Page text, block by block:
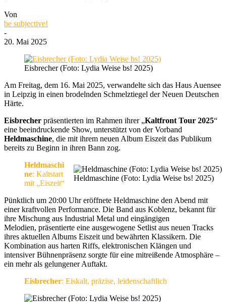
Von
be subjective!
-
20. Mai 2025
Eisbrecher (Foto: Lydia Weise bs! 2025)
Am Freitag, dem 16. Mai 2025, verwandelte sich das Haus Auensee
in Leipzig in einen brodelnden Schmelztiegel der Neuen Deutschen
Härte.
Eisbrecher präsentierten im Rahmen ihrer „Kaltfront Tour 2025“
eine beeindruckende Show, unterstützt von der Vorband
Heldmaschine, die mit ihrem neuen Album Eiszeit das Publikum
bereits zu Beginn in ihren Bann zog.
Heldmaschine (Foto: Lydia Weise bs! 2025)
Heldmaschi
ne: Kaltstart
mit „Eiszeit“
Pünktlich um 20:00 Uhr eröffnete Heldmaschine den Abend mit
einer kraftvollen Performance. Die Band aus Koblenz, bekannt für
ihre Mischung aus Industrial Metal und eingängigen
Melodien, präsentierte eine ausgewogene Setlist aus neuen Tracks
ihres aktuellen Albums Eiszeit und bewährten Klassikern. Die
Kombination aus harten Riffs, elektronischen Klängen und
intensiver Bühnenpräsenz sorgte für eine mitreißende Atmosphäre –
ein mehr als gelungener Auftakt.
Eisbrecher: Eiskalt, präzise, leidenschaftlich